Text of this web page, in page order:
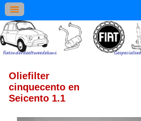
Oliefilter
cinquecento en
Seicento 1.1